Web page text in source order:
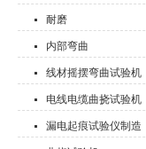
耐磨
内部弯曲
线材摇摆弯曲试验机
电线电缆曲挠试验机
漏电起痕试验仪制造